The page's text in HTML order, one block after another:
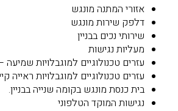
אזורי המתנה מונגש
דלפק שירות מונגש
שירותי נכים בבניין
מעליות נגישות
עזרים טכנולוגיים למוגבלויות שמיעה
עזרים טכנולוגיים למוגבלויות ראייה
בית כנסת מונגש בקומה שנייה בבניין.
נגישות המוקד הטלפוני